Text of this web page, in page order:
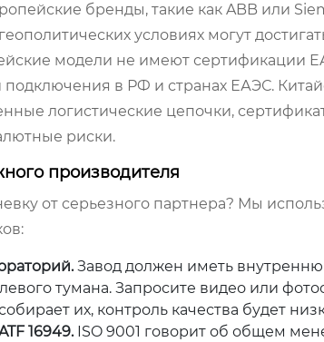
бренды, такие как ABB или
условиях могут
модели не имеют сертификации
подключения в РФ и странах ЕАЭС.
логистические цепочки,
риски.
производителя
от серьезного партнера? Мы
Завод должен иметь
тумана. Запросите видео или
их, контроль качества будет
16949.ISO 9001 говорит об общем